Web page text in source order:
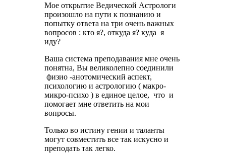
Мое открытие Ведической Астрологи
произошло на пути к познанию и
попытку ответа на три очень важных
вопросов : кто я?, откуда я? куда я
иду?
Ваша система преподавания мне очень
понятна, Вы великолепно соединили
физио -анотомический аспект,
психологию и астрологию ( макро-
микро-психо ) в единое целое, что и
помогает мне ответить на мои
вопросы.
Только во истину гении и таланты
могут совместить все так искусно и
преподать так легко.